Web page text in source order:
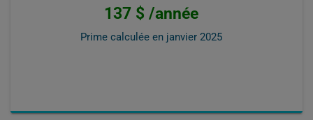
137 $ /année
Prime calculée en janvier 2025